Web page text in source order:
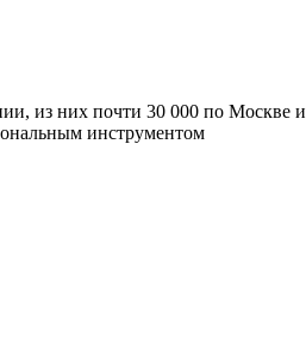
из них почти 30 000 по
инструментом